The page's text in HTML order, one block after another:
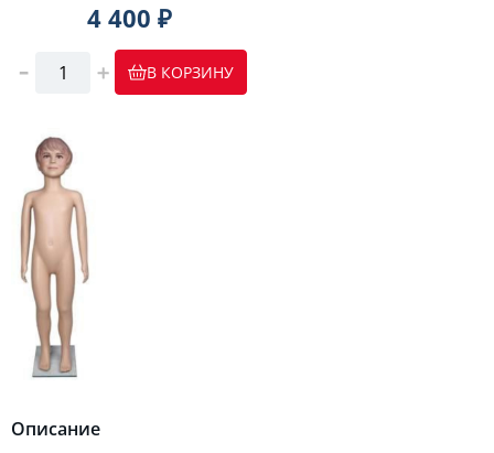
4 400 ₽
В КОРЗИНУ
Описание